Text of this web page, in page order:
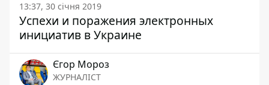
13:37, 30 січня 2019
Успехи и поражения электронных
инициатив в Украине
Єгор Мороз
ЖУРНАЛІСТ